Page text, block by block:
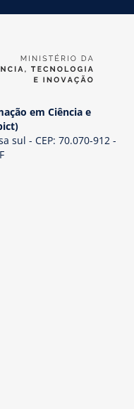
em Ciência e
sul - CEP: 70.070-912 -